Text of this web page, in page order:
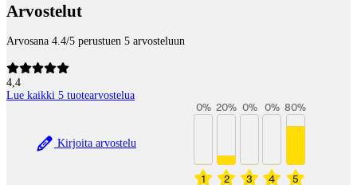
Arvostelut
Arvosana 4.4/5 perustuen 5 arvosteluun
4,4
Lue kaikki 5 tuotearvostelua
Kirjoita arvostelu
1
0%
2
20%
3
0%
4
0%
5
80%